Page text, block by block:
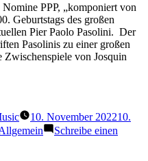
PPP, „komponiert von
Geburtstags des großen
Pier Paolo Pasolini. Der
Pasolinis zu einer großen
Zwischenspiele von Josquin
10. November 202210.
Schreibe einen